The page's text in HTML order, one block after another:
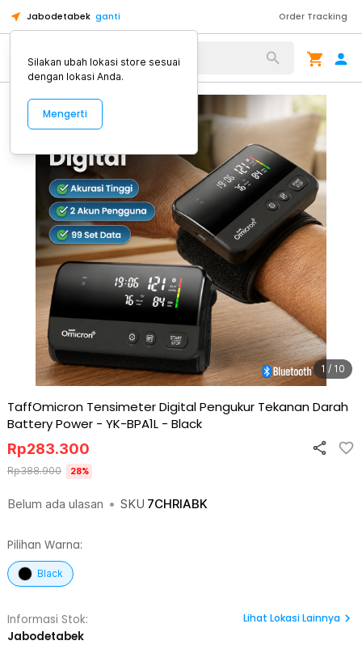
Jabodetabek ganti Order Tracking
Alat Kopi
1 / 10
TaffOmicron Tensimeter Digital Pengukur Tekanan Darah
Battery Power - YK-BPA1L - Black
Belum ada ulasan • SKU 7CHRIABK
Rp283.300
Rp388.900 28%
Pilihan Warna:
Black
Informasi Stok:
Jabodetabek
Lihat Lokasi Lainnya
Silakan ubah lokasi store sesuai
dengan lokasi Anda.
Mengerti